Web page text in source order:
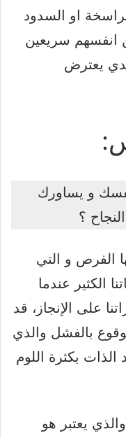
او السدود
انفسهم سريعين
يعترض
و يساورك
؟
الفرص و التي
الكثير عندما
على الإنجاز، قد
بالفشل والذي
بكثرة اللوم
يعتبر هو